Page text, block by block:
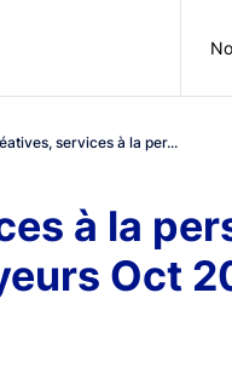
services à la per...
à la
Oct